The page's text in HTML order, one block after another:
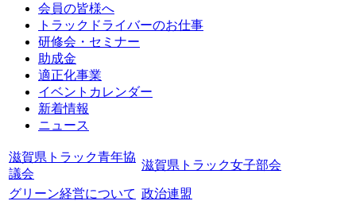
会員の皆様へ
トラックドライバーのお仕事
研修会・セミナー
助成金
適正化事業
イベントカレンダー
新着情報
ニュース
滋賀県トラック青年協
議会
滋賀県トラック女子部会
グリーン経営について 政治連盟